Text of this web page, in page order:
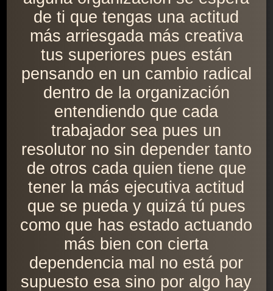
de ti que tengas una actitud
más arriesgada más creativa
tus superiores pues están
pensando en un cambio radical
dentro de la organización
entendiendo que cada
trabajador sea pues un
resolutor no sin depender tanto
de otros cada quien tiene que
tener la más ejecutiva actitud
que se pueda y quizá tú pues
como que has estado actuando
más bien con cierta
dependencia mal no está por
supuesto esa sino por algo hay